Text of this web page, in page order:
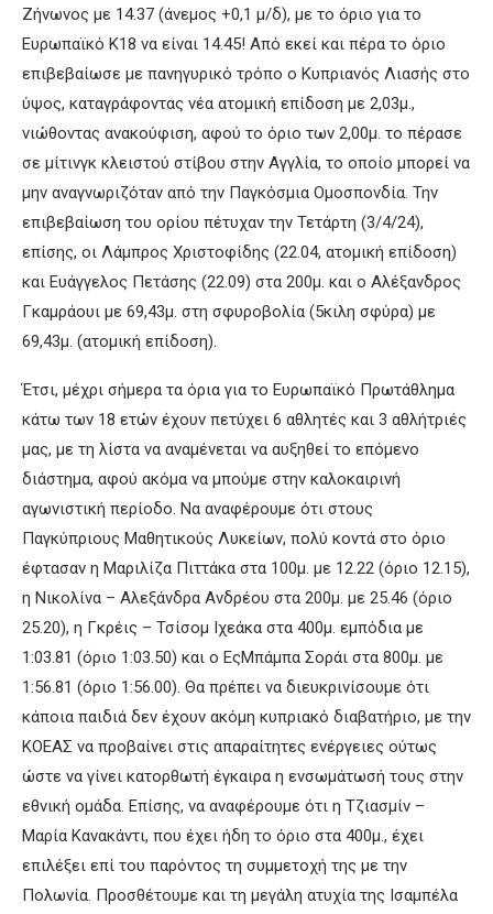
Ζήνωνος με 14.37 (άνεμος +0,1 μ/δ), με το όριο για το
Ευρωπαϊκό Κ18 να είναι 14.45! Από εκεί και πέρα το όριο
επιβεβαίωσε με πανηγυρικό τρόπο ο Κυπριανός Λιασής στο
ύψος, καταγράφοντας νέα ατομική επίδοση με 2,03μ.,
νιώθοντας ανακούφιση, αφού το όριο των 2,00μ. το πέρασε
σε μίτινγκ κλειστού στίβου στην Αγγλία, το οποίο μπορεί να
μην αναγνωριζόταν από την Παγκόσμια Ομοσπονδία. Την
επιβεβαίωση του ορίου πέτυχαν την Τετάρτη (3/4/24),
επίσης, οι Λάμπρος Χριστοφίδης (22.04, ατομική επίδοση)
και Ευάγγελος Πετάσης (22.09) στα 200μ. και ο Αλέξανδρος
Γκαμράουι με 69,43μ. στη σφυροβολία (5κιλη σφύρα) με
69,43μ. (ατομική επίδοση).
Έτσι, μέχρι σήμερα τα όρια για το Ευρωπαϊκό Πρωτάθλημα
κάτω των 18 ετών έχουν πετύχει 6 αθλητές και 3 αθλήτριές
μας, με τη λίστα να αναμένεται να αυξηθεί το επόμενο
διάστημα, αφού ακόμα να μπούμε στην καλοκαιρινή
αγωνιστική περίοδο. Να αναφέρουμε ότι στους
Παγκύπριους Μαθητικούς Λυκείων, πολύ κοντά στο όριο
έφτασαν η Μαριλίζα Πιττάκα στα 100μ. με 12.22 (όριο 12.15),
η Νικολίνα – Αλεξάνδρα Ανδρέου στα 200μ. με 25.46 (όριο
25.20), η Γκρέις – Τσίσομ Ιχεάκα στα 400μ. εμπόδια με
1:03.81 (όριο 1:03.50) και ο ΕςΜπάμπα Σοράι στα 800μ. με
1:56.81 (όριο 1:56.00). Θα πρέπει να διευκρινίσουμε ότι
κάποια παιδιά δεν έχουν ακόμη κυπριακό διαβατήριο, με την
ΚΟΕΑΣ να προβαίνει στις απαραίτητες ενέργειες ούτως
ώστε να γίνει κατορθωτή έγκαιρα η ενσωμάτωσή τους στην
εθνική ομάδα. Επίσης, να αναφέρουμε ότι η Τζιασμίν –
Μαρία Κανακάντι, που έχει ήδη το όριο στα 400μ., έχει
επιλέξει επί του παρόντος τη συμμετοχή της με την
Πολωνία. Προσθέτουμε και τη μεγάλη ατυχία της Ισαμπέλα